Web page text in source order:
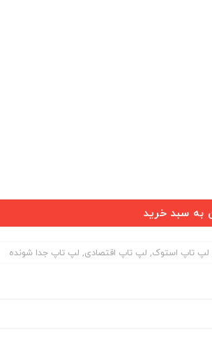
به سبد خرید
لپ تاپ استوک, لپ تاپ اقتصادی, لپ تاپ جدا شونده